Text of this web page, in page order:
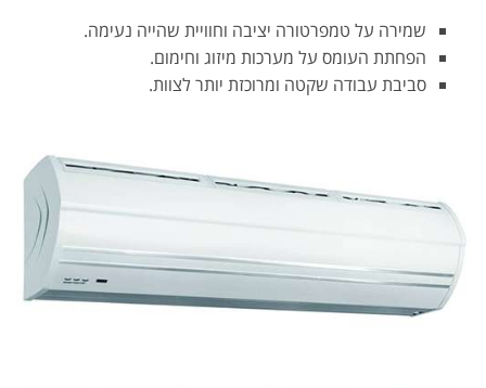
שמירה על טמפרטורה יציבה וחוויית שהייה נעימה.
הפחתת העומס על מערכות מיזוג וחימום.
סביבת עבודה שקטה ומרוכזת יותר לצוות.